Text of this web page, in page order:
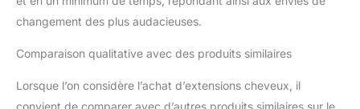
changement des plus audacieuses.
Comparaison qualitative avec des produits similaires
Lorsque l’on considère l’achat d’extensions cheveux, il